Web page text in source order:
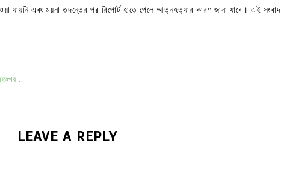
যায়নি এবং ময়না তদন্তের পর রিপোর্ট হাতে পেলে আত্নহত্যার কারণ জানা যাবে। এই সংবাদ
..
LEAVE A REPLY